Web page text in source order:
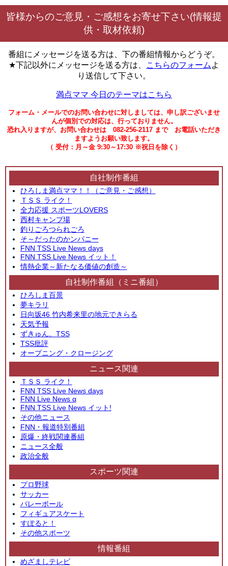
皆様からのご意見・ご感想をお寄せ下さい(情報提
供・取材依頼)
番組にメッセージを送る方は、下の番組情報からどうぞ。
★下記以外にメッセージを送る方は、
こちらのフォーム よ
り送信して下さい。
満点ママ 今日のテーマはこちら
フォーム・メールでのお問い合わせに対しましては、申し訳ございませ
んが個別での対応は、行っておりません。
恐れ入りますが、お問い合わせは 082-256-2117 まで お電話いただき
ますようお願い致します。
（ 受付：月～金 9:30～17:30 ※祝日を除く）
自社制作番組
ひろしま満点ママ！！（ご意見・ご感想）
ＴＳＳ ライク！
全力応援 スポーツLOVERS
西村キャンプ場
釣りごろつられごろ
そ～だったのかンパニー
FNN TSS Live News days
FNN TSS Live News イット！
情熱企業～新たなる価値の創造～
自社制作番組（ミニ番組）
ひろしま百景
夢キラリ
日向坂46 竹内希来里の地元できらる
天気予報
ずきゅん。TSS
TSS批評
オープニング・クロージング
ニュース関連
ＴＳＳ ライク！
FNN TSS Live News days
FNN Live News α
FNN TSS Live News イット!
その他ニュース
FNN・報道特別番組
原爆・終戦関連番組
ニュース全般
政治全般
スポーツ関連
プロ野球
サッカー
バレーボール
フィギュアスケート
すぽると！
その他スポーツ
情報番組
めざましテレビ